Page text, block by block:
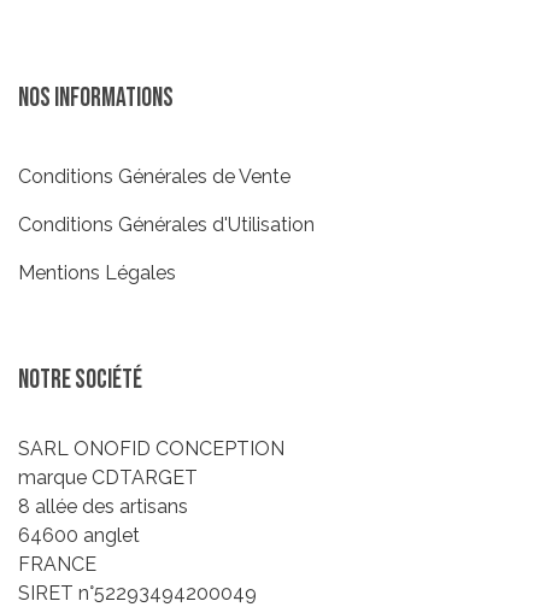
Nos informations
Conditions Générales de Vente
Conditions Générales d'Utilisation
Mentions Légales
Notre société
SARL ONOFID CONCEPTION
marque CDTARGET
8 allée des artisans
64600 anglet
FRANCE
SIRET n°52293494200049